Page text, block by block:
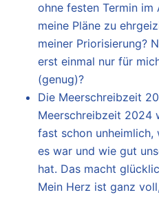
ohne festen Termin im
meine Pläne zu
meiner Priorisierung?
erst einmal nur für
(genug)?
Die Meerschreibzeit
Meerschreibzeit 2024
fast schon unheimlich,
es war und wie gut
hat. Das macht
Mein Herz ist ganz